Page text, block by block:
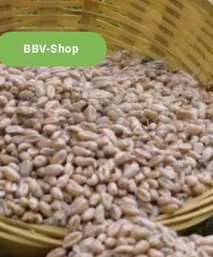
BBV-Shop